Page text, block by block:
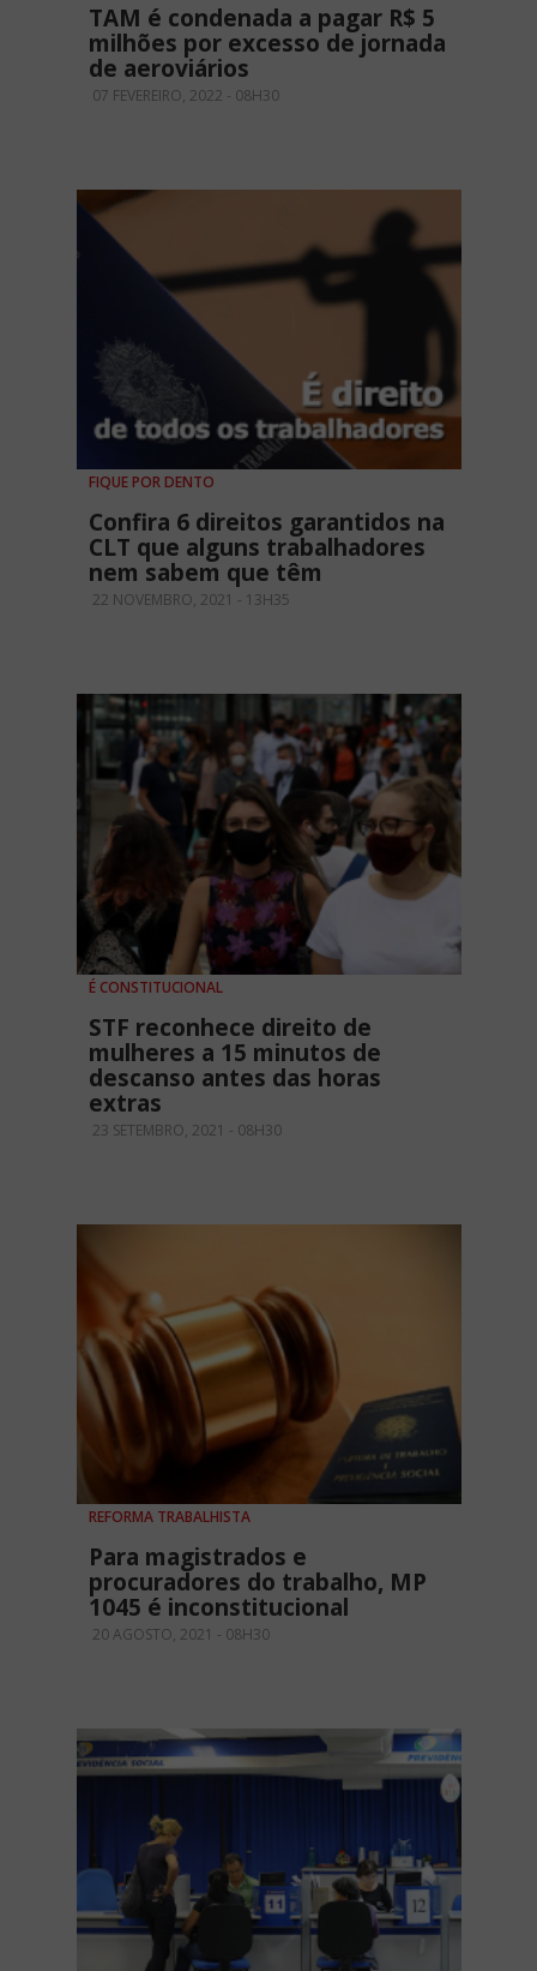
TAM é condenada a pagar R$ 5
milhões por excesso de jornada
de aeroviários
07 FEVEREIRO, 2022 - 08H30
FIQUE POR DENTO
Confira 6 direitos garantidos na
CLT que alguns trabalhadores
nem sabem que têm
22 NOVEMBRO, 2021 - 13H35
É CONSTITUCIONAL
STF reconhece direito de
mulheres a 15 minutos de
descanso antes das horas
extras
23 SETEMBRO, 2021 - 08H30
REFORMA TRABALHISTA
Para magistrados e
procuradores do trabalho, MP
1045 é inconstitucional
20 AGOSTO, 2021 - 08H30